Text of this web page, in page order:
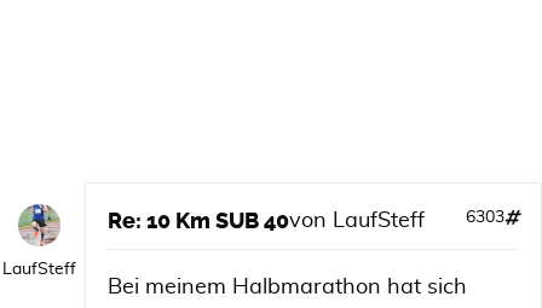
LaufSteff
Re: 10 Km SUB 40 6303
von LaufSteff
Bei meinem Halbmarathon hat sich